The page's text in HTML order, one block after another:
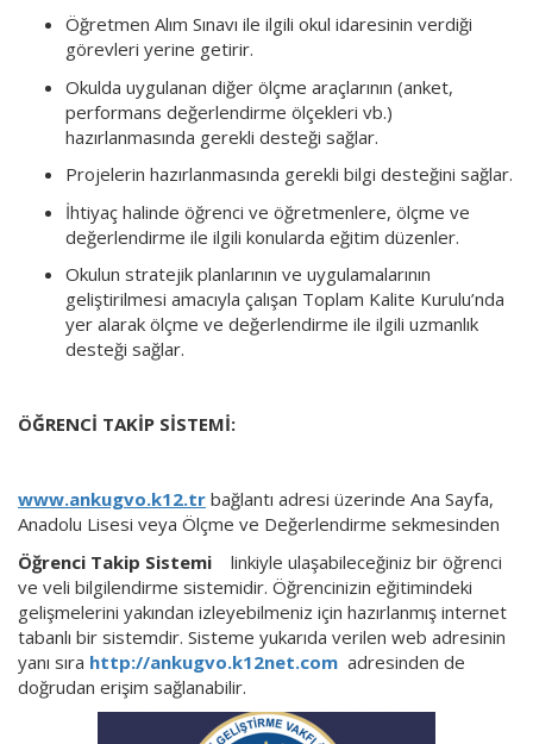
Öğretmen Alım Sınavı ile ilgili okul idaresinin verdiği
görevleri yerine getirir.
Okulda uygulanan diğer ölçme araçlarının (anket,
performans değerlendirme ölçekleri vb.)
hazırlanmasında gerekli desteği sağlar.
Projelerin hazırlanmasında gerekli bilgi desteğini sağlar.
İhtiyaç halinde öğrenci ve öğretmenlere, ölçme ve
değerlendirme ile ilgili konularda eğitim düzenler.
Okulun stratejik planlarının ve uygulamalarının
geliştirilmesi amacıyla çalışan Toplam Kalite Kurulu’nda
yer alarak ölçme ve değerlendirme ile ilgili uzmanlık
desteği sağlar.
ÖĞRENCİ TAKİP SİSTEMİ:
www.ankugvo.k12.tr bağlantı adresi üzerinde Ana Sayfa,
Anadolu Lisesi veya Ölçme ve Değerlendirme sekmesinden
Öğrenci Takip Sistemi linkiyle ulaşabileceğiniz bir öğrenci
ve veli bilgilendirme sistemidir. Öğrencinizin eğitimindeki
gelişmelerini yakından izleyebilmeniz için hazırlanmış internet
tabanlı bir sistemdir. Sisteme yukarıda verilen web adresinin
yanı sıra http://ankugvo.k12net.com adresinden de
doğrudan erişim sağlanabilir.